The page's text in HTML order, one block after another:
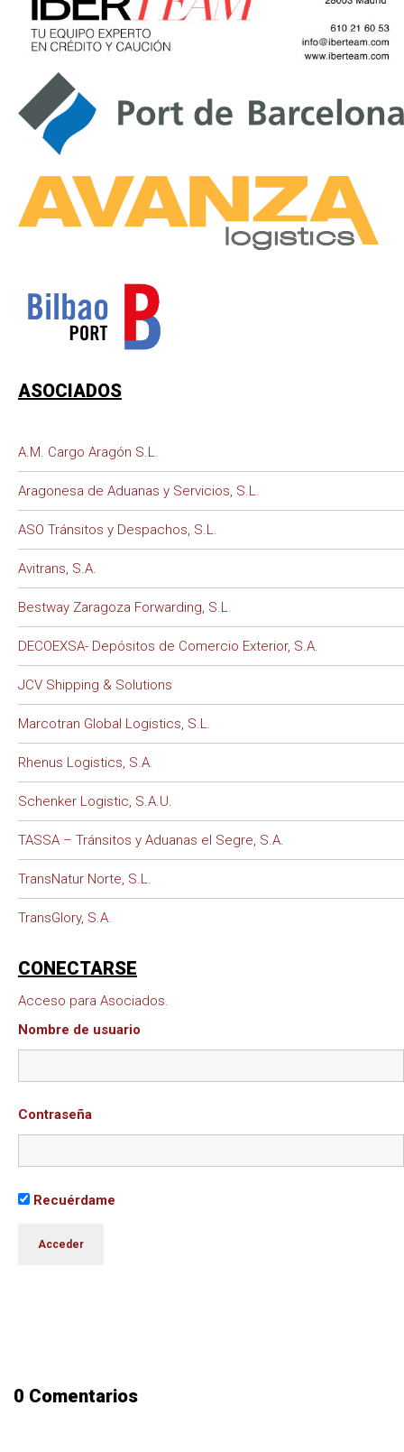
ASOCIADOS
A.M. Cargo Aragón S.L.
Aragonesa de Aduanas y Servicios, S.L.
ASO Tránsitos y Despachos, S.L.
Avitrans, S.A.
Bestway Zaragoza Forwarding, S.L.
DECOEXSA- Depósitos de Comercio Exterior, S.A.
JCV Shipping & Solutions
Marcotran Global Logistics, S.L.
Rhenus Logistics, S.A.
Schenker Logistic, S.A.U.
TASSA – Tránsitos y Aduanas el Segre, S.A.
TransNatur Norte, S.L.
TransGlory, S.A.
CONECTARSE
Acceso para Asociados.
Nombre de usuario
Contraseña
Recuérdame
0 Comentarios